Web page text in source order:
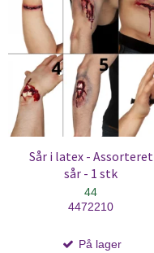
Sår i latex - Assorteret
sår - 1 stk
44
4472210
På lager